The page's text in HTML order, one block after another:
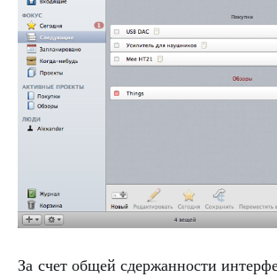
За счет общей сдержанности